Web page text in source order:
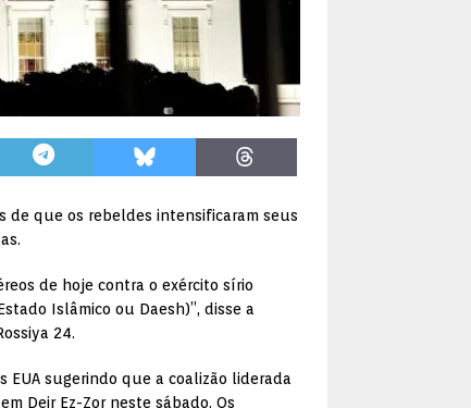
de que os rebeldes intensificaram seus
de hoje contra o exército sírio
Islâmico ou Daesh)”, disse a
24.
EUA sugerindo que a coalizão liderada
Deir Ez-Zor neste sábado. Os